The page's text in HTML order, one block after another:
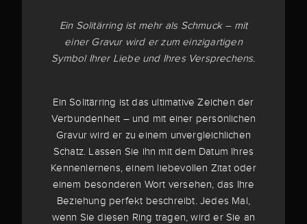
Ein Solitärring ist mehr als Schmuck – mit
einer Gravur wird er zum einzigartigen
Symbol Ihrer Liebe und Ihres Versprechens.
Ein Solitärring ist das ultimative Zeichen der
Verbundenheit – und mit einer persönlichen
Gravur wird er zu einem unvergleichlichen
Schatz. Lassen Sie ihn mit dem Datum Ihres
Kennenlernens, einem liebevollen Zitat oder
einem besonderen Wort versehen, das Ihre
Beziehung perfekt beschreibt. Jedes Mal,
wenn Sie diesen Ring tragen, wird er Sie an